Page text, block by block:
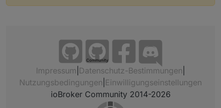
Community
Impressum Datenschutz-Bestimmungen
Nutzungsbedingungen Einwilligungseinstellungen
ioBroker Community 2014-2026